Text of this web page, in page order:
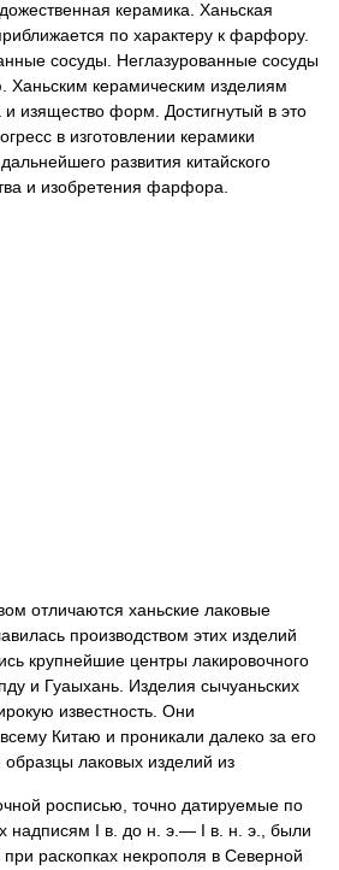
керамика. Ханьская
по характеру к фарфору.
сосуды. Неглазурованные сосуды
Ханьским керамическим изделиям
и изящество форм. Достигнутый в это
в изготовлении керамики
развития китайского
и изобретения фарфора.
отличаются ханьские лаковые
производством этих изделий
крупнейшие центры лакировочного
и Гуаыхань. Изделия сычуаньских
известность. Они
Китаю и проникали далеко за его
лаковых изделий из
росписью, точно датируемые по
надписям I в. до н. э.— I в. н. э., были
раскопках некрополя в Северной